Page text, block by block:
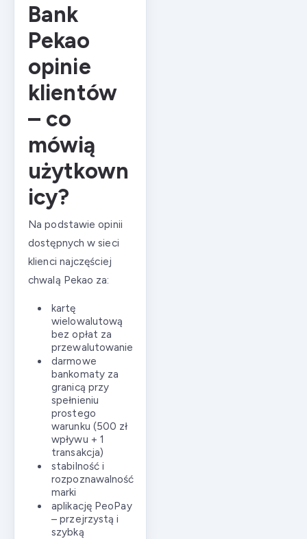
Bank
Pekao
opinie
klientów
– co
mówią
użytkown
icy?
Na podstawie opinii
dostępnych w sieci
klienci najczęściej
chwalą Pekao za:
kartę
wielowalutową
bez opłat za
przewalutowanie
darmowe
bankomaty za
granicą przy
spełnieniu
prostego
warunku (500 zł
wpływu + 1
transakcja)
stabilność i
rozpoznawalność
marki
aplikację PeoPay
– przejrzystą i
szybką